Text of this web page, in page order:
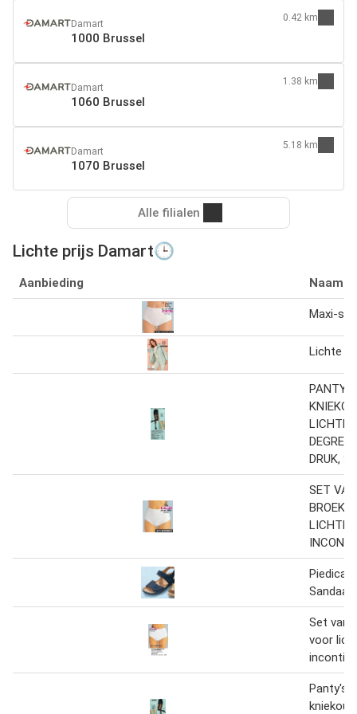
Damart
1000 Brussel
0.42 km
Damart
1060 Brussel
1.38 km
Damart
1070 Brussel
5.18 km
Alle filialen
Lichte prijs Damart🕒
Aanbieding Naam
Maxi-
Lichte
LICHTE
DRUK,
SET
LICHTE
Piedical
Sandaal
Set van
voor
Panty's